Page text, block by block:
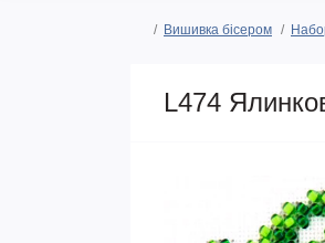
Вишивка бісером
L474